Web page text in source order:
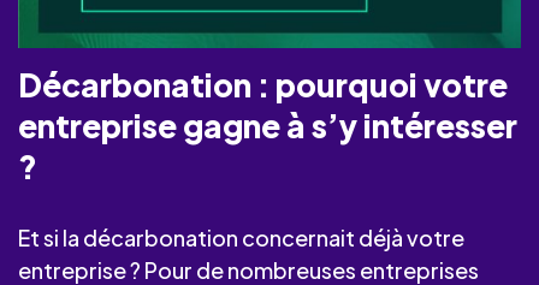
Décarbonation : pourquoi votre
entreprise gagne à s’y intéresser
?
Et si la décarbonation concernait déjà votre
entreprise ? Pour de nombreuses entreprises